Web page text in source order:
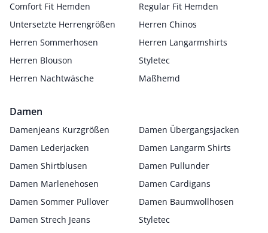
Comfort Fit Hemden
Regular Fit Hemden
Untersetzte Herrengrößen
Herren Chinos
Herren Sommerhosen
Herren Langarmshirts
Herren Blouson
Styletec
Herren Nachtwäsche
Maßhemd
Damen
Damenjeans Kurzgrößen
Damen Übergangsjacken
Damen Lederjacken
Damen Langarm Shirts
Damen Shirtblusen
Damen Pullunder
Damen Marlenehosen
Damen Cardigans
Damen Sommer Pullover
Damen Baumwollhosen
Damen Strech Jeans
Styletec